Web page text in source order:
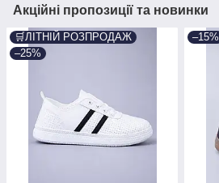
Акційні пропозиції та новинки
🛒ЛІТНІЙ РОЗПРОДАЖ
–25%
–15%